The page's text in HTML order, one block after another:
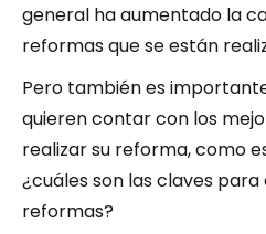
general ha aumentado la
reformas que se están
Pero también es
quieren contar con los
realizar su reforma, como
¿cuáles son las claves
reformas?